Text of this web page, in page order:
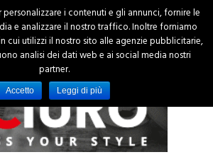
i contenuti e gli annunci, fornire le
e analizzare il nostro traffico. Inoltre forniamo
cui utilizzi il nostro sito alle agenzie pubblicitarie,
analisi dei dati web e ai social media nostri
partner.
Accetto Leggi di più